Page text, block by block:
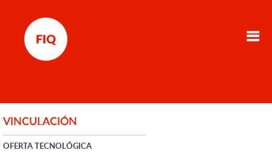
VINCULACIÓN
OFERTA TECNOLÓGICA